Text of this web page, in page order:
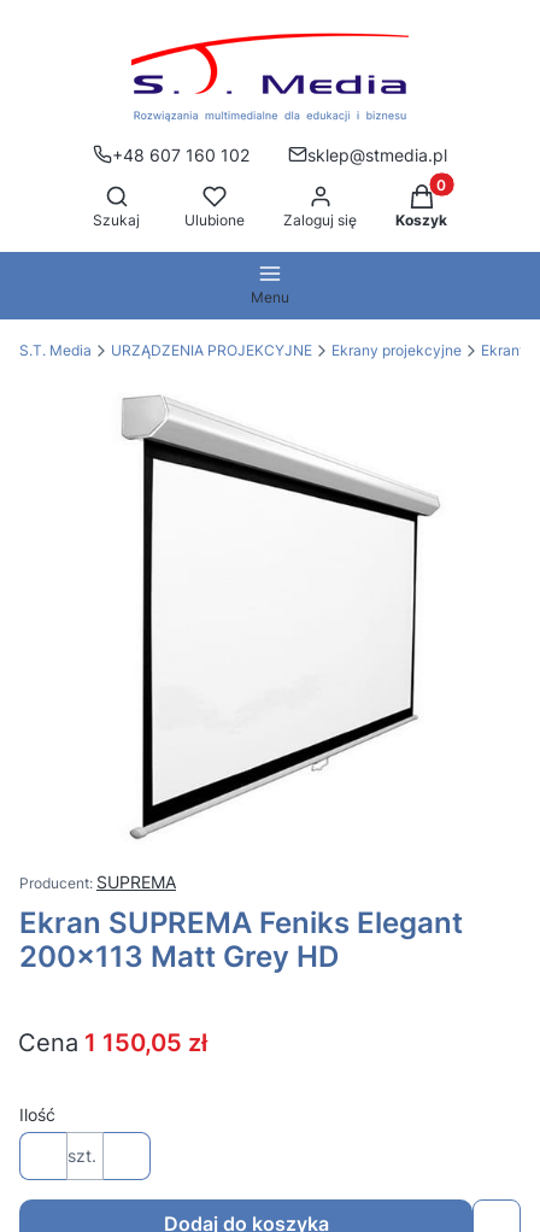
+48 607 160 102
sklep@stmedia.pl
Otwórz wyszukiwarkę
Szukaj Ulubione Zaloguj się
Produkty w
Koszyk
Menu
S.T. Media URZĄDZENIA PROJEKCYJNE Ekrany projekcyjne Ekrany
SUPREMA
Ekran SUPREMA Feniks Elegant
200x113 Matt Grey HD
Cena 1 150,05 zł
Ilość
szt.
Dodaj do koszyka